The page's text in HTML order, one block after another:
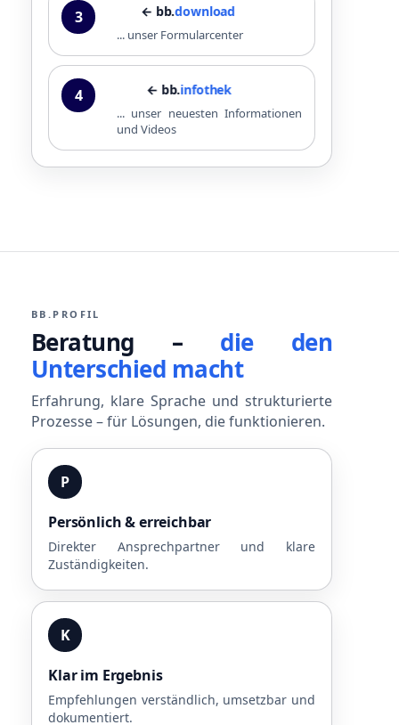
3 ← bb. download
... unser Formularcenter
4 ← bb.infothek
... unser neuesten Informationen
und Videos
BB.PROFIL
Beratung – die den
Unterschied macht
Erfahrung, klare Sprache und strukturierte
Prozesse – für Lösungen, die funktionieren.
P
Persönlich & erreichbar
Direkter Ansprechpartner und klare
Zuständigkeiten.
K
Klar im Ergebnis
Empfehlungen verständlich, umsetzbar und
dokumentiert.